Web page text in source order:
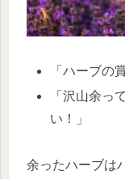
「ハーブの
「沢山余っ
い！」
余ったハーブは